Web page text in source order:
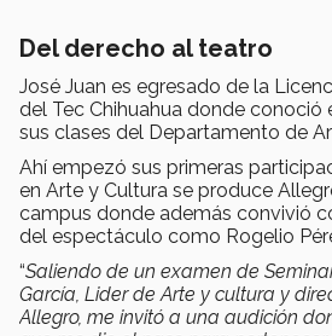
Del derecho al teatro
José Juan es egresado de la
del Tec Chihuahua donde conoció
sus clases del Departamento de
Ahí empezó sus primeras
en Arte y Cultura se produce
campus donde además convivió
del espectáculo como Rogelio
“Saliendo de un examen de
García, Lider de Arte y cultura y
Allegro, me invitó a una audición